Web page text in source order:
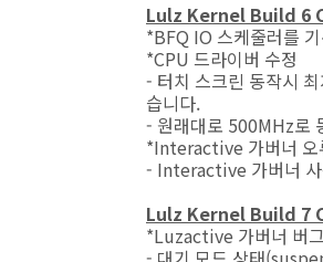
Lulz Kernel Build 6
*BFQ IO 스케줄러를
*CPU 드라이버 수정
- 터치 스크린 동작시
습니다.
- 원래대로 500MHz로
*Interactive 가버너 오
- Interactive 가버너 사
Lulz Kernel Build 7
*Luzactive 가버너 버